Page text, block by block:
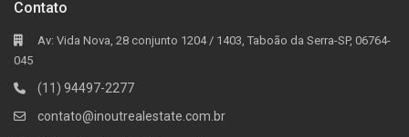
Contato
Av: Vida Nova, 28 conjunto 1204 / 1403, Taboão da Serra-SP, 06764-
045
(11) 94497-2277
contato@inoutrealestate.com.br